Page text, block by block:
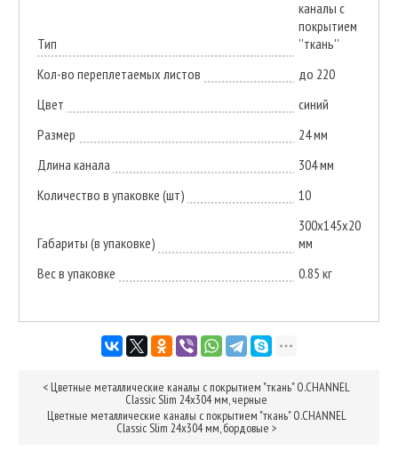
Тип
каналы с
покрытием
''ткань''
Кол-во переплетаемых листов
до 220
Цвет
синий
Размер
24 мм
Длина канала
304 мм
Количество в упаковке (шт)
10
Габариты (в упаковке)
300х145х20
мм
Вес в упаковке
0.85 кг
< Цветные металлические каналы с покрытием "ткань" O.CHANNEL
Classic Slim 24х304 мм, черные
Цветные металлические каналы с покрытием "ткань" O.CHANNEL
Classic Slim 24х304 мм, бордовые >